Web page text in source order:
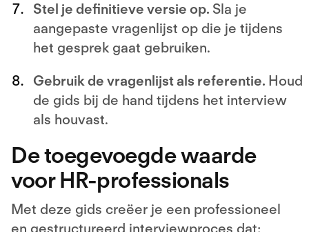
Stel je definitieve versie op. Sla je
aangepaste vragenlijst op die je tijdens
het gesprek gaat gebruiken.
Gebruik de vragenlijst als referentie. Houd
de gids bij de hand tijdens het interview
als houvast.
De toegevoegde waarde
voor HR-professionals
Met deze gids creëer je een professioneel
en gestructureerd interviewproces dat: